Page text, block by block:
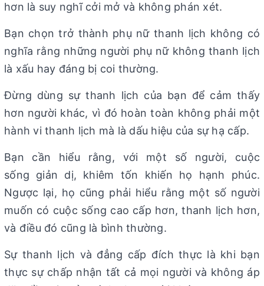
hơn là suy nghĩ cởi mở và không phán xét.
Bạn chọn trở thành phụ nữ thanh lịch không có
nghĩa rằng những người phụ nữ không thanh lịch
là xấu hay đáng bị coi thường.
Đừng dùng sự thanh lịch của bạn để cảm thấy
hơn người khác, vì đó hoàn toàn không phải một
hành vi thanh lịch mà là dấu hiệu của sự hạ cấp.
Bạn cần hiểu rằng, với một số người, cuộc
sống giản dị, khiêm tốn khiến họ hạnh phúc.
Ngược lại, họ cũng phải hiểu rằng một số người
muốn có cuộc sống cao cấp hơn, thanh lịch hơn,
và điều đó cũng là bình thường.
Sự thanh lịch và đẳng cấp đích thực là khi bạn
thực sự chấp nhận tất cả mọi người và không áp